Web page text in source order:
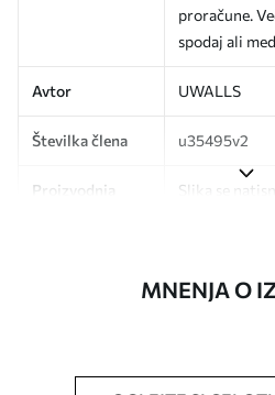
proračune.
spodaj ali
Avtor UWALLS
Številka člena u35495v2
Proizvodnja
Slika se
Dodate lahko
MNENJA O